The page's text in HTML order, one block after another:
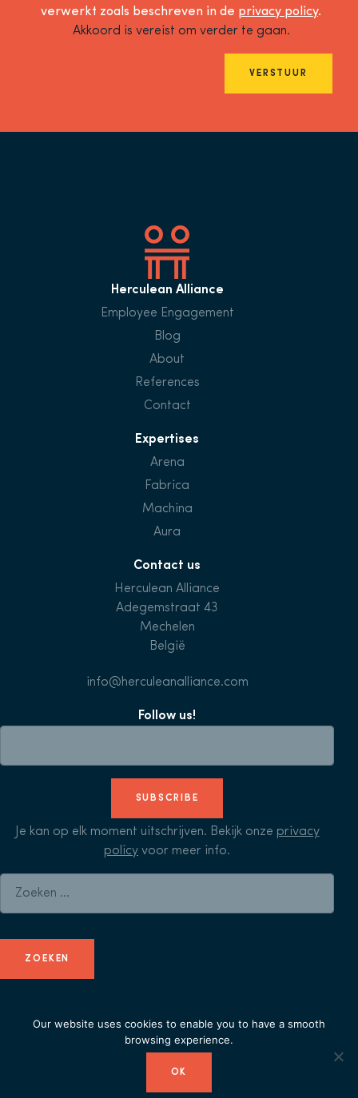
verwerkt zoals beschreven in de privacy policy.
Akkoord is vereist om verder te gaan.
VERSTUUR
Herculean Alliance
Employee Engagement
Blog
About
References
Contact
Expertises
Arena
Fabrica
Machina
Aura
Contact us
Herculean Alliance
Adegemstraat 43
Mechelen
België
info@herculeanalliance.com
Follow us!
SUBSCRIBE
Je kan op elk moment uitschrijven. Bekijk onze privacy
policy voor meer info.
© Herculean Alliance - Member of Duval Union
policy
Our website uses cookies to enable you to have a smooth
browsing experience.
OK